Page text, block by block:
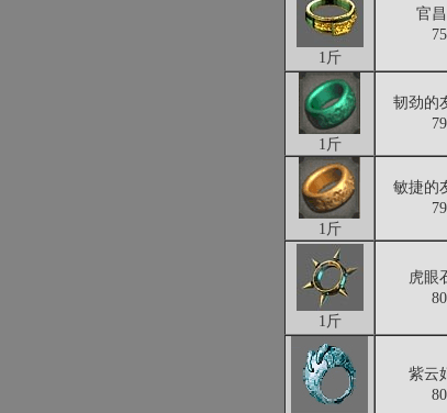
1斤
官
1斤
韧劲的
1斤
敏捷的
1斤
虎眼
紫云